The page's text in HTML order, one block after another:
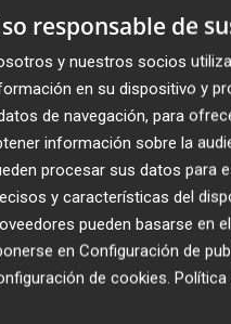
responsable de
y nuestros socios
en su dispositivo y
de navegación, para
información sobre la
procesar sus datos para
y características del
pueden basarse en
en Configuración de
de cookies. Política